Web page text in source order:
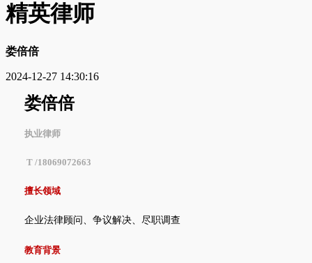
精英律师
娄倍倍
2024-12-27 14:30:16
娄倍倍
执业律师
T /18069072663
擅长领域
企业法律顾问、争议解决、尽职调查
教育背景